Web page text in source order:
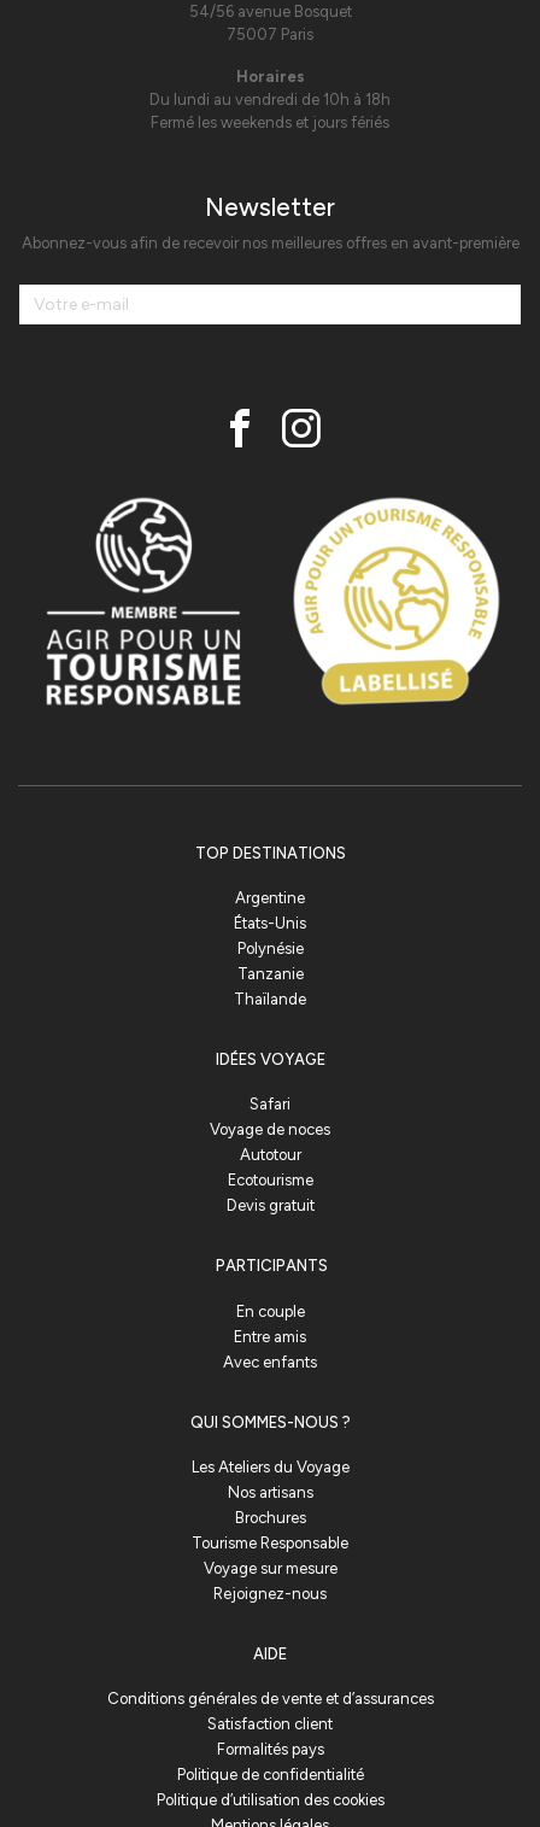
54/56 avenue Bosquet
75007 Paris
Horaires
Du lundi au vendredi de 10h à 18h
Fermé les weekends et jours fériés
Newsletter
Abonnez-vous afin de recevoir nos meilleures offres en avant-première
TOP DESTINATIONS
Argentine
États-Unis
Polynésie
Tanzanie
Thaïlande
IDÉES VOYAGE
Safari
Voyage de noces
Autotour
Ecotourisme
Devis gratuit
PARTICIPANTS
En couple
Entre amis
Avec enfants
QUI SOMMES-NOUS ?
Les Ateliers du Voyage
Nos artisans
Brochures
Tourisme Responsable
Voyage sur mesure
Rejoignez-nous
AIDE
Conditions générales de vente et d’assurances
Satisfaction client
Formalités pays
Politique de confidentialité
Politique d’utilisation des cookies